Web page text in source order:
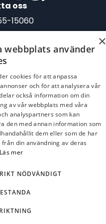
oss
15060
Båt & Fiske AB
gata 4
×
webbplats använder
cookies för att anpassa
och för att analysera vår
också information om din
av vår webbplats med våra
analyspartners som kan
den med annan information som
dem eller som de har
din användning av deras
Läs mer
NÖDVÄNDIGT